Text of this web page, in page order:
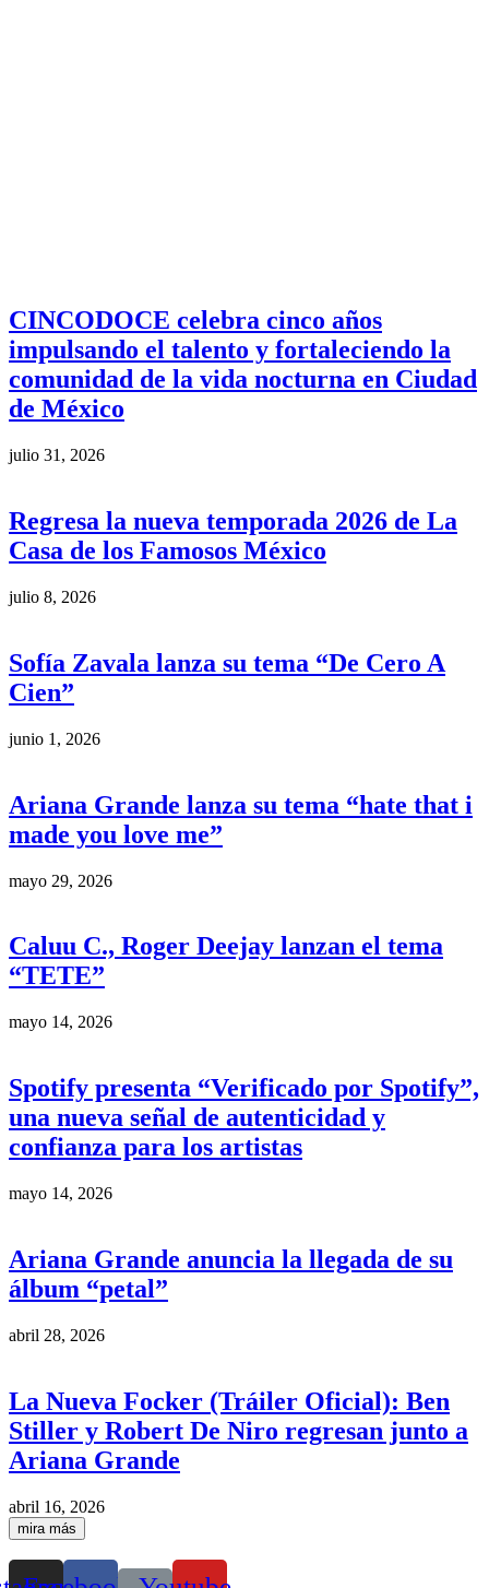
CINCODOCE celebra cinco años
impulsando el talento y fortaleciendo la
comunidad de la vida nocturna en Ciudad
de México
julio 31, 2026
Regresa la nueva temporada 2026 de La
Casa de los Famosos México
julio 8, 2026
Sofía Zavala lanza su tema “De Cero A
Cien”
junio 1, 2026
Ariana Grande lanza su tema “hate that i
made you love me”
mayo 29, 2026
Caluu C., Roger Deejay lanzan el tema
“TETE”
mayo 14, 2026
Spotify presenta “Verificado por Spotify”,
una nueva señal de autenticidad y
confianza para los artistas
mayo 14, 2026
Ariana Grande anuncia la llegada de su
álbum “petal”
abril 28, 2026
La Nueva Focker (Tráiler Oficial): Ben
Stiller y Robert De Niro regresan junto a
Ariana Grande
abril 16, 2026
mira más